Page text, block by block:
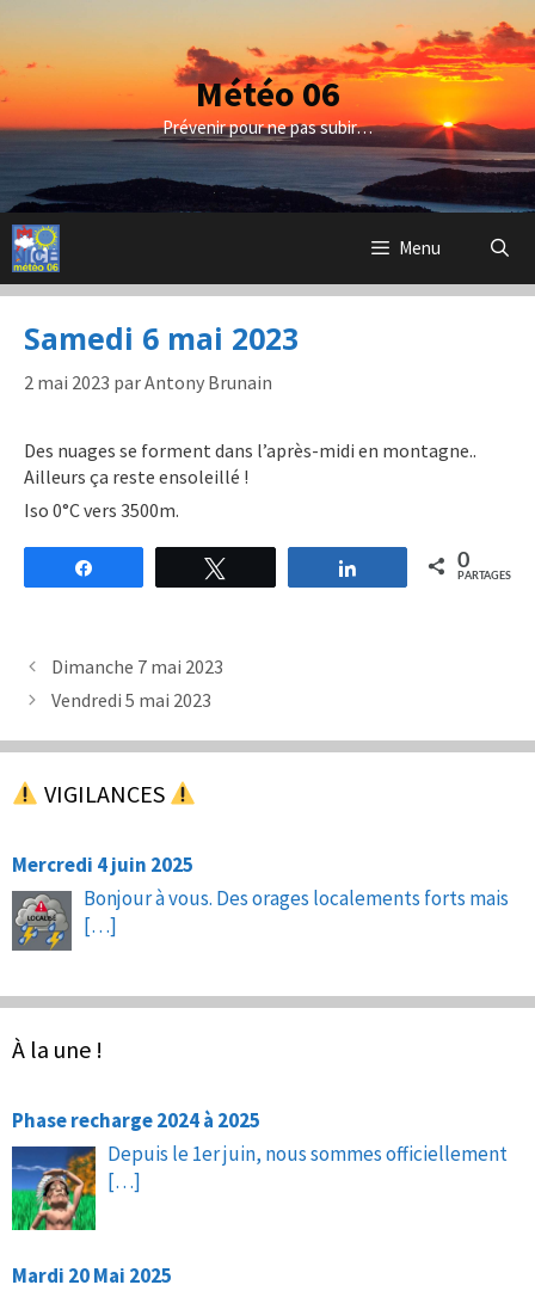
contenu
Météo 06
Prévenir pour ne pas subir…
Menu
Samedi 6 mai 2023
2 mai 2023 parAntony Brunain
Des nuages se forment dans l’après-midi en montagne..
Ailleurs ça reste ensoleillé !
Iso 0°C vers 3500m.
Partagez 0
PARTAGES
Dimanche 7 mai 2023
Vendredi 5 mai 2023
VIGILANCES
Mercredi 4 juin 2025
Bonjour à vous. Des orages localements forts mais
[…]
À la une !
Phase recharge 2024 à 2025
Depuis le 1er juin, nous sommes officiellement
[…]
Mardi 20 Mai 2025